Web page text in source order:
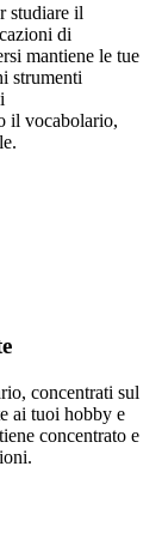
studiare il
di
mantiene le tue
strumenti
il vocabolario,
concentrati sul
ai tuoi hobby e
concentrato e